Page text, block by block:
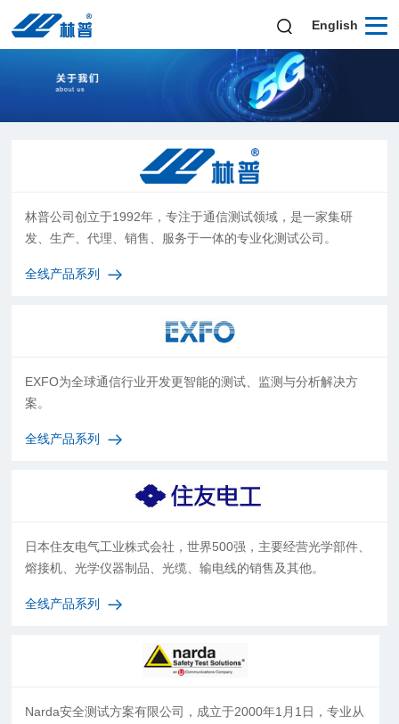
English
林普公司创立于1992年，专注于通信测试领域，是一家集研
发、生产、代理、销售、服务于一体的专业化测试公司。
全线产品系列
EXFO为全球通信行业开发更智能的测试、监测与分析解决方
案。
全线产品系列
日本住友电气工业株式会社，世界500强，主要经营光学部件、
熔接机、光学仪器制品、光缆、输电线的销售及其他。
全线产品系列
Narda安全测试方案有限公司，成立于2000年1月1日，专业从